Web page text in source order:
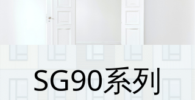
SG90系列